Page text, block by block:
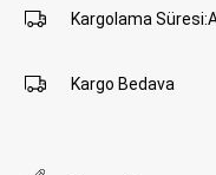
Kargolama Süresi:
Kargo Bedava